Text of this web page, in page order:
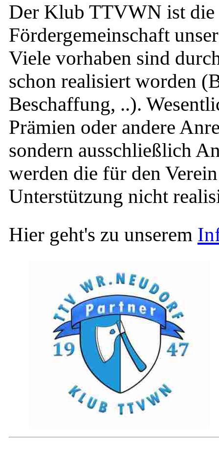
Der Klub TTVWN ist die
Fördergemeinschaft
Viele vorhaben sind
schon realisiert worden
Beschaffung, ..).
Prämien oder andere
sondern ausschließlich
werden die für den
Unterstützung nicht
Hier geht's zu unserem